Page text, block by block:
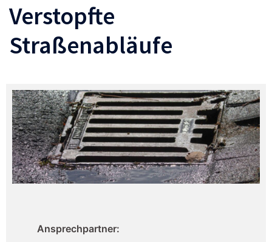
Verstopfte
Straßenabläufe
Ansprechpartner: